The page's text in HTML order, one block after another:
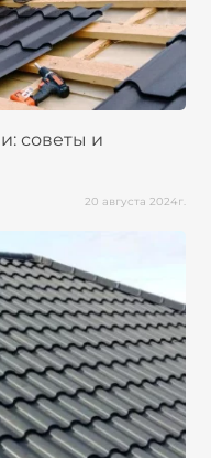
советы и
20 августа 2024г.